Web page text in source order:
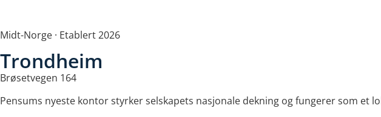
Midt-Norge · Etablert 2026
Trondheim​
Brøsetvegen 164
Pensums nyeste kontor styrker selskapets nasjonale dekning og fungerer som